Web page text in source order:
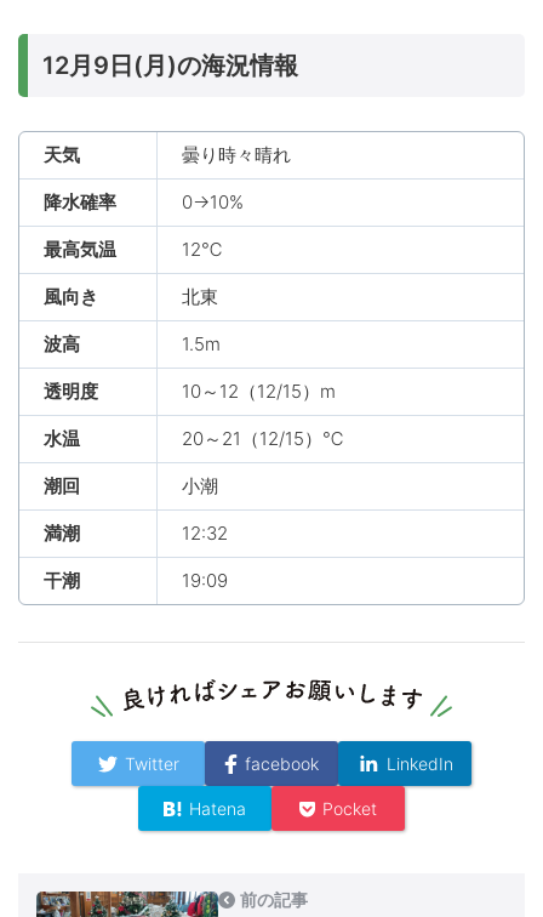
12月9日(月)の海況情報
天気 曇り時々晴れ
降水確率 0→10%
最高気温 12℃
風向き 北東
波高 1.5m
透明度 10～12（12/15）m
水温 20～21（12/15）℃
潮回 小潮
満潮 12:32
干潮 19:09
Twitter facebook LinkedIn
Hatena Pocket
前の記事